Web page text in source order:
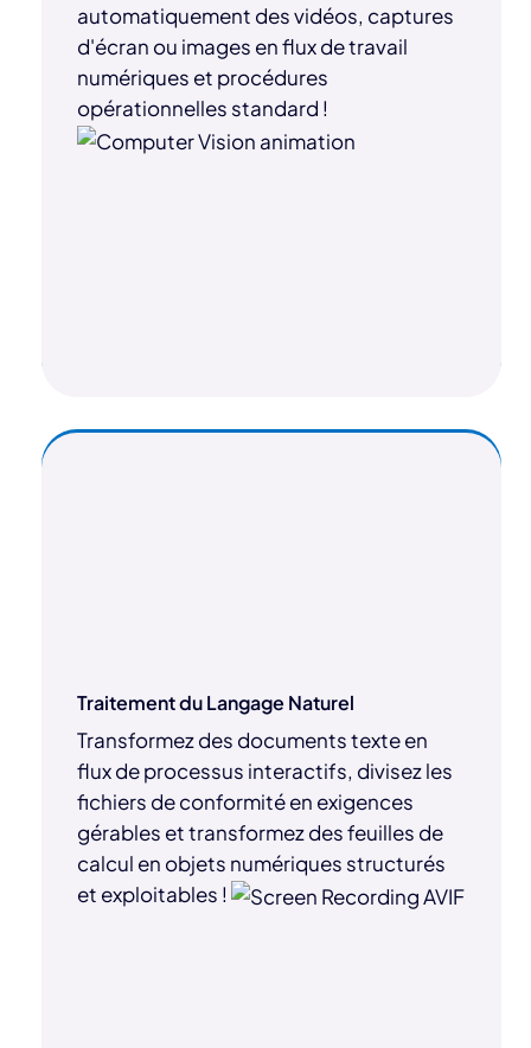
automatiquement des vidéos, captures
d'écran ou images en flux de travail
numériques et procédures
opérationnelles standard !
Traitement du Langage Naturel
Transformez des documents texte en
flux de processus interactifs, divisez les
fichiers de conformité en exigences
gérables et transformez des feuilles de
calcul en objets numériques structurés
et exploitables !